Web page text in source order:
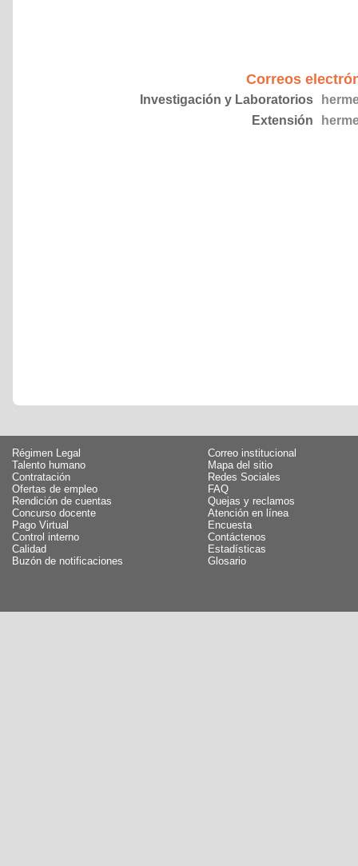
Correos
Investigación y Laboratorios
Extensión
Régimen Legal
Talento humano
Contratación
Ofertas de empleo
Rendición de cuentas
Concurso docente
Pago Virtual
Control interno
Calidad
Buzón de notificaciones
Correo institucional
Mapa del sitio
Redes Sociales
FAQ
Quejas y reclamos
Atención en línea
Encuesta
Contáctenos
Estadísticas
Glosario